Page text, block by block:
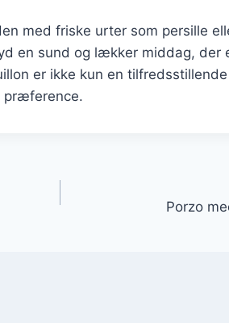
med friske urter som persille
en sund og lækker middag, der
er ikke kun en
præference.
Porzo